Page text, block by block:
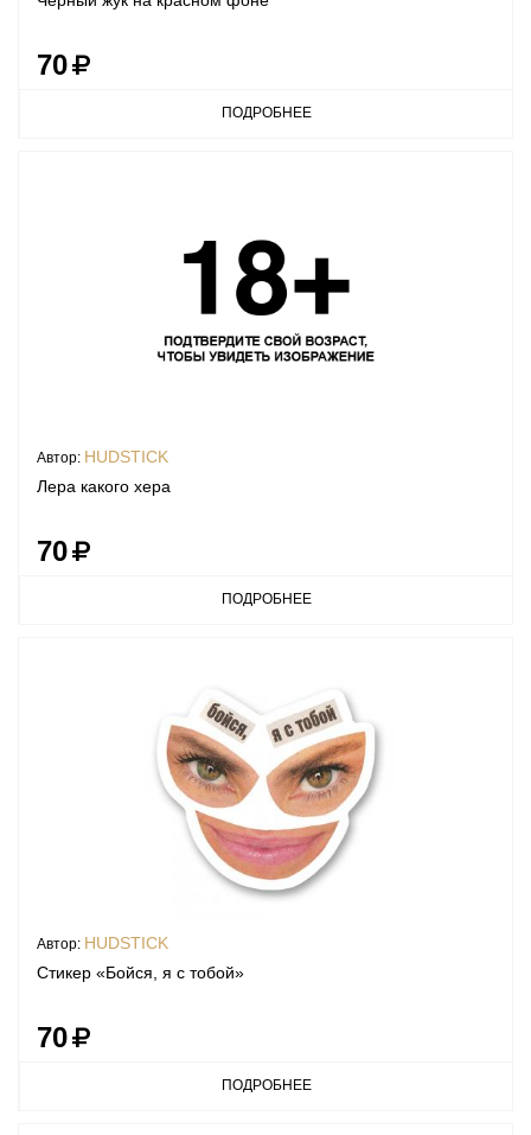
70
ПОДРОБНЕЕ
Автор: HUDSTICK
Лера какого хера
70
ПОДРОБНЕЕ
Автор: HUDSTICK
Стикер «Бойся, я с тобой»
70
ПОДРОБНЕЕ